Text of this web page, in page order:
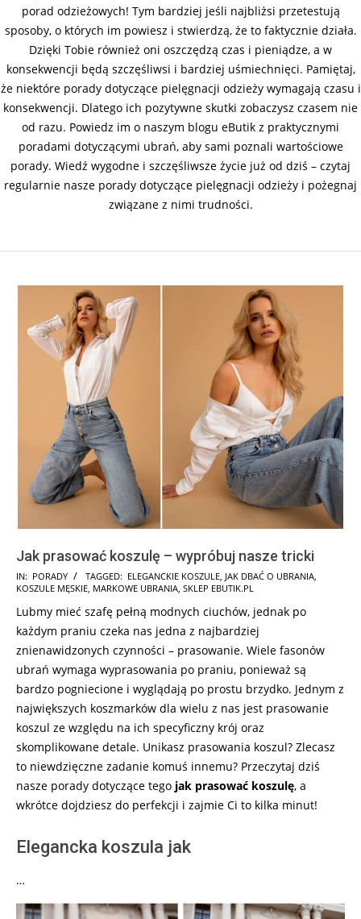
porad odzieżowych! Tym bardziej jeśli najbliżsi przetestują
sposoby, o których im powiesz i stwierdzą, że to faktycznie działa.
Dzięki Tobie również oni oszczędzą czas i pieniądze, a w
konsekwencji będą szczęśliwsi i bardziej uśmiechnięci. Pamiętaj,
że niektóre porady dotyczące pielęgnacji odzieży wymagają czasu i
konsekwencji. Dlatego ich pozytywne skutki zobaczysz czasem nie
od razu. Powiedz im o naszym blogu eButik z praktycznymi
poradami dotyczącymi ubrań, aby sami poznali wartościowe
porady. Wiedź wygodne i szczęśliwsze życie już od dziś – czytaj
regularnie nasze porady dotyczące pielęgnacji odzieży i pożegnaj
związane z nimi trudności.
Jak prasować koszulę – wypróbuj nasze tricki
2025-
08-
06
IN: PORADY TAGGED: ELEGANCKIE KOSZULE, JAK DBAĆ O UBRANIA,
KOSZULE MĘSKIE, MARKOWE UBRANIA, SKLEP EBUTIK.PL
Lubmy mieć szafę pełną modnych ciuchów, jednak po
każdym praniu czeka nas jedna z najbardziej
znienawidzonych czynności – prasowanie. Wiele fasonów
ubrań wymaga wyprasowania po praniu, ponieważ są
bardzo pogniecione i wyglądają po prostu brzydko. Jednym z
największych koszmarków dla wielu z nas jest prasowanie
koszul ze względu na ich specyficzny krój oraz
skomplikowane detale. Unikasz prasowania koszul? Zlecasz
to niewdzięczne zadanie komuś innemu? Przeczytaj dziś
nasze porady dotyczące tego jak prasować koszulę, a
wkrótce dojdziesz do perfekcji i zajmie Ci to kilka minut!
Elegancka koszula jak
…